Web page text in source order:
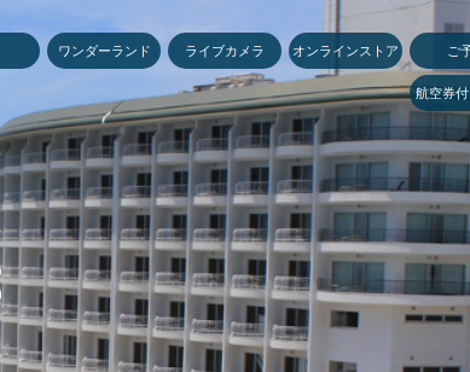
ワンダーランド ライブカメラ オンラインストア ご
航空券
MENU